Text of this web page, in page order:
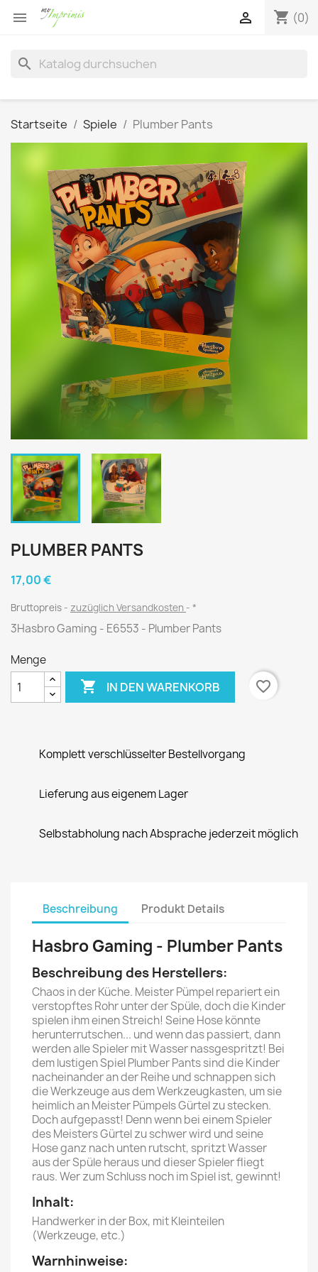
 shopping_cart (0)

search
Startseite Spiele Plumber Pants
PLUMBER PANTS
17,00 €
Bruttopreis zuzüglich Versandkosten *
3Hasbro Gaming - E6553 - Plumber Pants
Menge
 IN DEN WARENKORB favorite_border
Komplett verschlüsselter Bestellvorgang
Lieferung aus eigenem Lager
Selbstabholung nach Absprache jederzeit möglich
Beschreibung Produkt Details
Hasbro Gaming - Plumber Pants
Beschreibung des Herstellers:
Chaos in der Küche. Meister Pümpel repariert ein
verstopftes Rohr unter der Spüle, doch die Kinder
spielen ihm einen Streich! Seine Hose könnte
herunterrutschen... und wenn das passiert, dann
werden alle Spieler mit Wasser nassgespritzt! Bei
dem lustigen Spiel Plumber Pants sind die Kinder
nacheinander an der Reihe und schnappen sich
die Werkzeuge aus dem Werkzeugkasten, um sie
heimlich an Meister Pümpels Gürtel zu stecken.
Doch aufgepasst! Denn wenn bei einem Spieler
des Meisters Gürtel zu schwer wird und seine
Hose ganz nach unten rutscht, spritzt Wasser
aus der Spüle heraus und dieser Spieler fliegt
raus. Wer zum Schluss noch im Spiel ist, gewinnt!
Inhalt:
Handwerker in der Box, mit Kleinteilen
(Werkzeuge, etc.)
Warnhinweise: